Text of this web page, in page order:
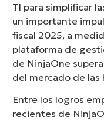
TI para simplificar
un importante
fiscal 2025, a
plataforma de
de NinjaOne
del mercado de
Entre los logros
recientes de